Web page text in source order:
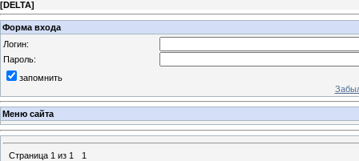
[DELTA]
Форма входа
Логин:
Пароль:
запомнить
Меню сайта
Страница 1 из 1
1